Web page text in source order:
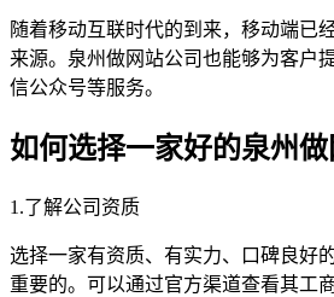
随着移动互联时代的到来，移动端已
来源。泉州做网站公司也能够为客户
信公众号等服务。
如何选择一家好的泉州做
1.了解公司资质
选择一家有资质、有实力、口碑良好
重要的。可以通过官方渠道查看其工